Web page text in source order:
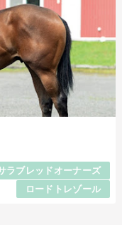
ラブレッドオーナーズ
ロードトレゾール